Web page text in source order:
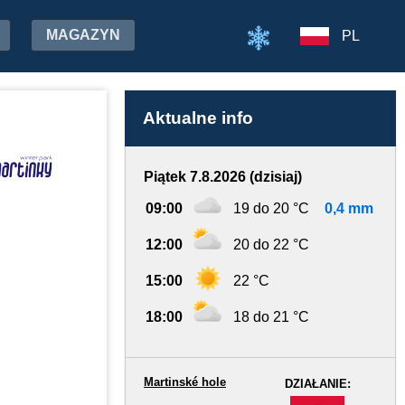
MAGAZYN PL
Aktualne info
Piątek 7.8.2026 (dzisiaj)
09:00 19 do 20 °C 0,4 mm
12:00 20 do 22 °C
15:00 22 °C
18:00 18 do 21 °C
DZIAŁANIE:
Martinské hole